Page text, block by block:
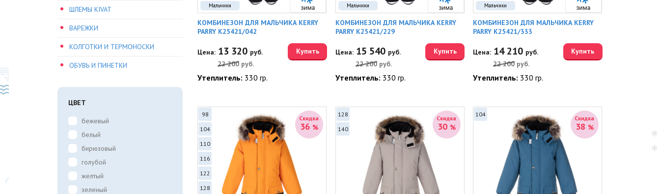
ШЛЕМЫ KIVAT
ВАРЕЖКИ
КОЛГОТКИ И ТЕРМОНОСКИ
ОБУВЬ И ПИНЕТКИ
ЦВЕТ
бежевый
белый
бирюзовый
голубой
желтый
зеленый
Мальчики
КОМБИНЕЗОН ДЛЯ МАЛЬЧИКА KERRY
PARRY K25421/042
Цена: 13 320 руб.
22 200 руб.
Купить
Утеплитель: 330 гр.
Мальчики
КОМБИНЕЗОН ДЛЯ МАЛЬЧИКА KERRY
PARRY K25421/229
Цена:15 540 руб.
22 200 руб.
Купить
Утеплитель: 330 гр.
Мальчики
КОМБИНЕЗОН ДЛЯ МАЛЬЧИКА KERRY
PARRY K25421/333
Цена: 14 210 руб.
22 200 руб.
Купить
Утеплитель: 330 гр.
Скидка
36 %
98
104
110
116
122
128
Скидка
30 %
128
140
Скидка
38 %
104